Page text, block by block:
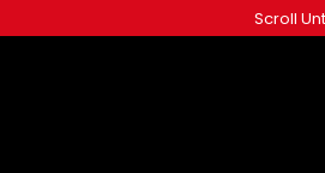
to
Scroll